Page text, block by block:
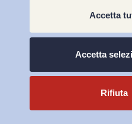
Accetta
Accetta
Rifiuta
Registrazione n.1609, 11 novembre
Direttore responsabile: Michele
University Press: Lavinia Serrani.